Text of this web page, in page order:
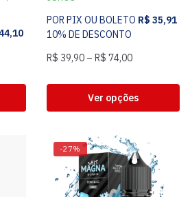
POR PIX OU BOLETO R$ 35,91
10% DE DESCONTO
R$ 39,90 – R$ 74,00
Ver opções
-27%